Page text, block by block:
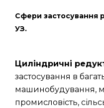
Сфери застосування
УЗ.
Циліндричні
застосування в
машинобудування,
промисловість,